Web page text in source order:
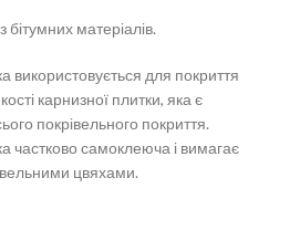
бітумних матеріалів.
використовується для покриття
карнизної плитки, яка є
покрівельного покриття.
частково самоклеюча і вимагає
цвяхами.